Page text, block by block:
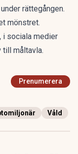
rättegången.
mönstret.
i sociala medier
måltavla.
Prenumerera
Våld